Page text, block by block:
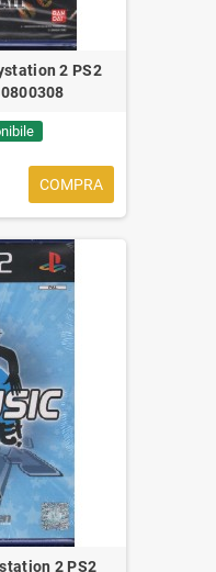
in alcuni dei brani più noti degli
Eagles. Purtroppo oggi ci
e ci...
2 PS2
COMPRA
2 PS2